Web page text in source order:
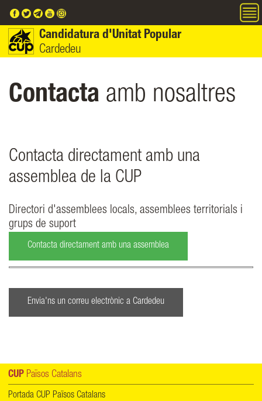
Vés al contingut
Candidatura d'Unitat Popular
Cardedeu
Contacta amb nosaltres
Contacta directament amb una
assemblea de la CUP
Directori d'assemblees locals, assemblees territorials i
grups de suport
Contacta directament amb una assemblea
Envia'ns un correu electrònic a Cardedeu
CUP Països Catalans
Portada CUP Països Catalans